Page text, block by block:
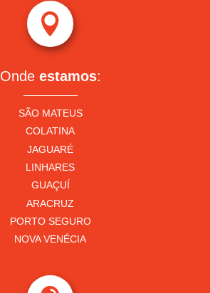

Onde estamos:
SÃO MATEUS
COLATINA
JAGUARÉ
LINHARES
GUAÇUÍ
ARACRUZ
PORTO SEGURO
NOVA VENÉCIA